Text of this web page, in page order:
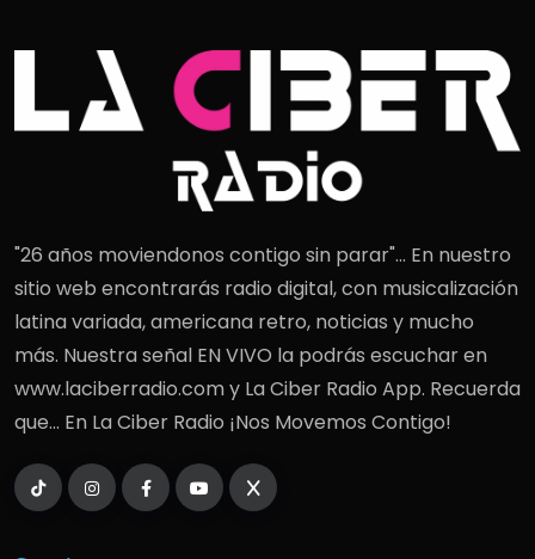
"26 años moviendonos contigo sin parar"... En nuestro
sitio web encontrarás radio digital, con musicalización
latina variada, americana retro, noticias y mucho
más. Nuestra señal EN VIVO la podrás escuchar en
www.laciberradio.com y La Ciber Radio App. Recuerda
que... En La Ciber Radio ¡Nos Movemos Contigo!